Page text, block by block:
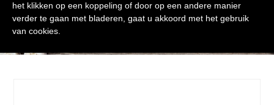
Shop
het klikken op een koppeling of door op een andere manier
verder te gaan met bladeren, gaat u akkoord met het gebruik
van cookies.